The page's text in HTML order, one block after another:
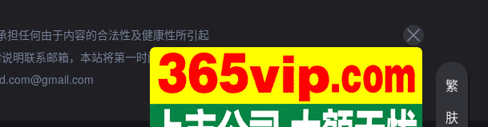
任何由于内容的合法性及健康性所引起
明联系邮箱，本站将第一时间处理。
繁
肤